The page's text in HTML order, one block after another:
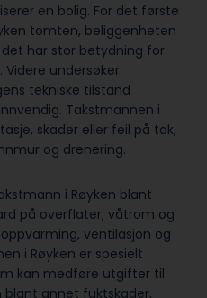
en bolig. For det første
tomten, beliggenheten
har stor betydning for
undersøker
tekniske tilstand
Takstmannen i
skader eller feil på tak,
og drenering.
i Røyken blant
på overflater, våtrom og
ventilasjon og
i Røyken er spesielt
kan medføre utgifter til
blant annet fuktskader,